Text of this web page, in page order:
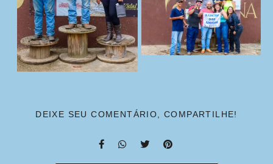
DEIXE SEU COMENTÁRIO, COMPARTILHE!